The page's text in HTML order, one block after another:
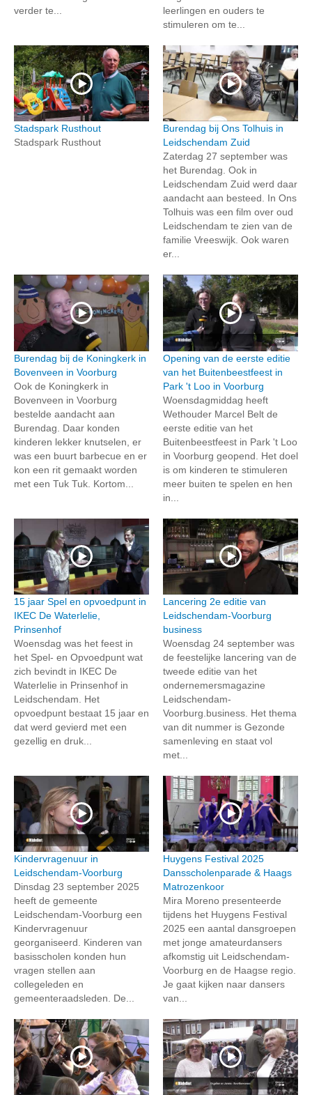
verder te...
leerlingen en ouders te
stimuleren om te...
Stadspark Rusthout
Stadspark Rusthout
Burendag bij Ons Tolhuis in
Leidschendam Zuid
Zaterdag 27 september was
het Burendag. Ook in
Leidschendam Zuid werd daar
aandacht aan besteed. In Ons
Tolhuis was een film over oud
Leidschendam te zien van de
familie Vreeswijk. Ook waren
er...
Burendag bij de Koningkerk in
Bovenveen in Voorburg
Ook de Koningkerk in
Bovenveen in Voorburg
bestelde aandacht aan
Burendag. Daar konden
kinderen lekker knutselen, er
was een buurt barbecue en er
kon een rit gemaakt worden
met een Tuk Tuk. Kortom...
Opening van de eerste editie
van het Buitenbeestfeest in
Park 't Loo in Voorburg
Woensdagmiddag heeft
Wethouder Marcel Belt de
eerste editie van het
Buitenbeestfeest in Park 't Loo
in Voorburg geopend. Het doel
is om kinderen te stimuleren
meer buiten te spelen en hen
in...
15 jaar Spel en opvoedpunt in
IKEC De Waterlelie,
Prinsenhof
Woensdag was het feest in
het Spel- en Opvoedpunt wat
zich bevindt in IKEC De
Waterlelie in Prinsenhof in
Leidschendam. Het
opvoedpunt bestaat 15 jaar en
dat werd gevierd met een
gezellig en druk...
Lancering 2e editie van
Leidschendam-Voorburg
business
Woensdag 24 september was
de feestelijke lancering van de
tweede editie van het
ondernemersmagazine
Leidschendam-
Voorburg.business. Het thema
van dit nummer is Gezonde
samenleving en staat vol
met...
Kindervragenuur in
Leidschendam-Voorburg
Dinsdag 23 september 2025
heeft de gemeente
Leidschendam-Voorburg een
Kindervragenuur
georganiseerd. Kinderen van
basisscholen konden hun
vragen stellen aan
collegeleden en
gemeenteraadsleden. De...
Huygens Festival 2025
Dansscholenparade & Haags
Matrozenkoor
Mira Moreno presenteerde
tijdens het Huygens Festival
2025 een aantal dansgroepen
met jonge amateurdansers
afkomstig uit Leidschendam-
Voorburg en de Haagse regio.
Je gaat kijken naar dansers
van...